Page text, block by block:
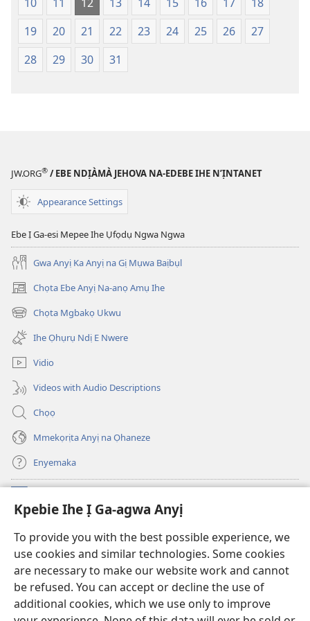
Kpebie Ihe Ị Ga-agwa Anyị
To provide you with the best possible experience, we
use cookies and similar technologies. Some cookies
are necessary to make our website work and cannot
be refused. You can accept or decline the use of
additional cookies, which we use only to improve
Degharịrị
n'Afọ 2013)
Degharịrị
n'Afọ 2013)
19
20 21 22 23 24 25 26
27
28
29 30 31
JW.ORG® / EBE NDỊÀMÀ JEHOVA NA-EDEBE IHE N’ỊNTANET
Appearance Settings
Ebe Ị Ga-esi Mepee Ihe Ụfọdụ Ngwa Ngwa
Gwa Anyị Ka Anyị na Gị Mụwa Baịbụl
Chọta Ebe Anyị Na-anọ Amụ Ihe
(ga-
emepere
gị
ebe
ọzọ
ị
anọ
gụọ
ya)
Chọta Mgbakọ Ukwu
(ga-
emepere
gị
ebe
ọzọ
ị
ga-
anọ
ya)
Ihe Ọhụrụ Ndị E Nwere
Vidio
Videos with Audio Descriptions
Chọọ
Mmekọrịta Anyị na Ọhaneze
Enyemaka
(ga-
emepere
ebe
ọzọ
ga-
anọ
gụọ
Ọ́bá Akwụkwọ Anyị NKE DỊ N’ỊNTANET™
(ga-
emepere
gị
ebe
ọzọ
JW Hub
(ga-
emepere
gị
Ọ́bá Akwụkwọ Watchtower